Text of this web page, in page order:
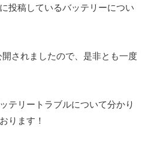
投稿しているバッテリーについ
されましたので、是非とも一度
テリートラブルについて分かり
ります！